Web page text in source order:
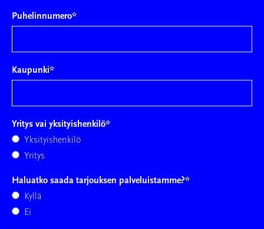
Puhelinnumero*
Kaupunki*
Yritys vai yksityishenkilö*
Yksityishenkilö
Yritys
Haluatko saada tarjouksen palveluistamme?*
Kyllä
Ei